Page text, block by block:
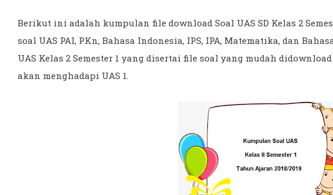
Berikut ini adalah kumpulan file download Soal UAS SD Kelas 2
soal UAS PAI, PKn, Bahasa Indonesia, IPS, IPA, Matematika, dan
UAS Kelas 2 Semester 1 yang disertai file soal yang mudah
akan menghadapi UAS 1.